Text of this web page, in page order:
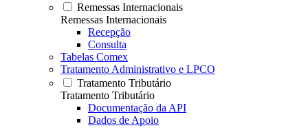
Remessas Internacionais
Remessas Internacionais
Recepção
Consulta
Tabelas Comex
Tratamento Administrativo e LPCO
Tratamento Tributário
Tratamento Tributário
Documentação da API
Dados de Apoio